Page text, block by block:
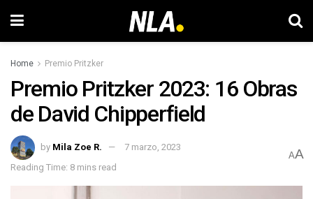
Home Premio Pritzker
Premio Pritzker 2023: 16 Obras
de David Chipperfield
by Mila Zoe R.
7 marzo, 2023
Reading Time: 8 mins read
AA